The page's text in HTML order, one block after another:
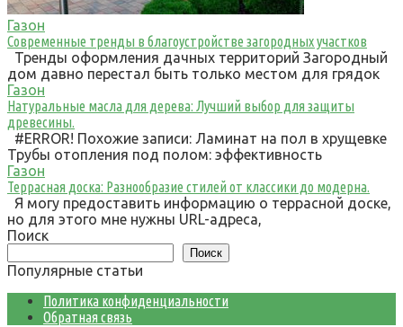
Газон
Современные тренды в благоустройстве загородных участков
Тренды оформления дачных территорий Загородный
дом давно перестал быть только местом для грядок
Газон
Натуральные масла для дерева: Лучший выбор для защиты
древесины.
#ERROR! Похожие записи: Ламинат на пол в хрущевке
Трубы отопления под полом: эффективность
Газон
Террасная доска: Разнообразие стилей от классики до модерна.
Я могу предоставить информацию о террасной доске,
но для этого мне нужны URL-адреса,
Поиск
Поиск
Популярные статьи
Политика конфиденциальности
Обратная связь